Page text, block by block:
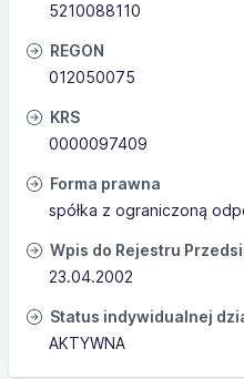
5210088110
REGON
012050075
KRS
0000097409
Forma prawna
spółka z ograniczoną
Wpis do Rejestru
23.04.2002
Status indywidualnej
AKTYWNA